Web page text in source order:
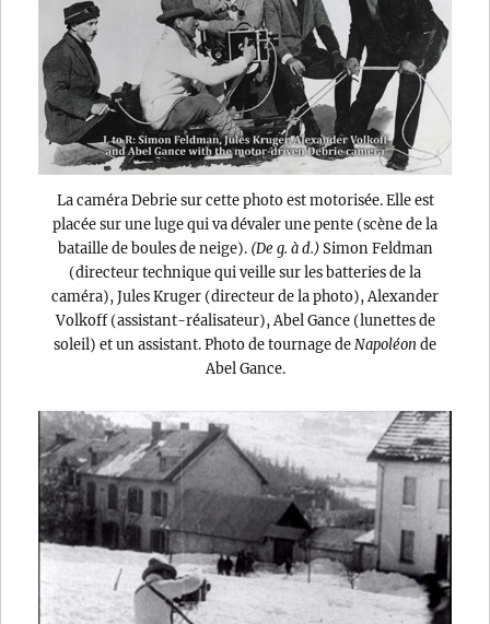
La caméra Debrie sur cette photo est motorisée. Elle est
placée sur une luge qui va dévaler une pente (scène de la
bataille de boules de neige). (De g. à d.)Simon Feldman
(directeur technique qui veille sur les batteries de la
caméra), Jules Kruger (directeur de la photo), Alexander
Volkoff (assistant-réalisateur), Abel Gance (lunettes de
soleil) et un assistant. Photo de tournage deNapoléon de
Abel Gance.